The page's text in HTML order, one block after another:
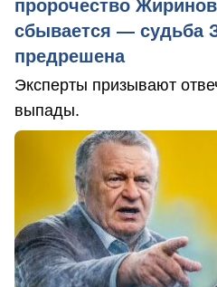
пророчество
сбывается — судьба
предрешена
Эксперты призывают
выпады.